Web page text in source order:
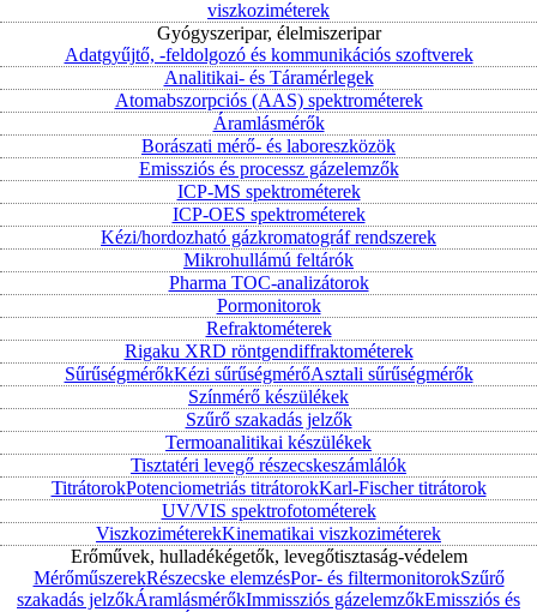
viszkoziméterek
Gyógyszeripar, élelmiszeripar
Adatgyűjtő, -feldolgozó és kommunikációs szoftverek
Analitikai- és Táramérlegek
Atomabszorpciós (AAS) spektrométerek
Áramlásmérők
Borászati mérő- és laboreszközök
Emissziós és processz gázelemzők
ICP-MS spektrométerek
ICP-OES spektrométerek
Kézi/hordozható gázkromatográf rendszerek
Mikrohullámú feltárók
Pharma TOC-analizátorok
Pormonitorok
Refraktométerek
Rigaku XRD röntgendiffraktométerek
SűrűségmérőkKézi sűrűségmérőAsztali sűrűségmérők
Színmérő készülékek
Szűrő szakadás jelzők
Termoanalitikai készülékek
Tisztatéri levegő részecskeszámlálók
TitrátorokPotenciometriás titrátorokKarl-Fischer titrátorok
UV/VIS spektrofotométerek
ViszkoziméterekKinematikai viszkoziméterek
Erőművek, hulladékégetők, levegőtisztaság-védelem
MérőműszerekRészecske elemzésPor- és filtermonitorokSzűrő
szakadás jelzőkÁramlásmérőkImmissziós gázelemzőkEmissziós és